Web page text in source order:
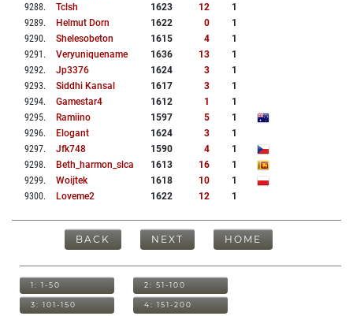
9288. Tclsh 1623 12
1
9289. Helmut Dorn 1622 0
1
9290. Shelesobeton 1615 4
1
9291 . Veryuniquename 1636 13
1
9292. Jp3376 1624 3
1
9293. Siddhi Kansal 1617 3
1
9294. Gamestar4 1612 1
1
9295. Ramiino 1597 5
1
9296. Elogant 1624 3
1
9297. Jfk748 1590 4
1
9298. Beth_harmon_slca 1613 16
1
9299. Woijtek 1618 10
1
9300. Loveme2 1622 12 1
BACK NEXT HOME
1: 1-50 2: 51-100
3: 101-150 4: 151-200